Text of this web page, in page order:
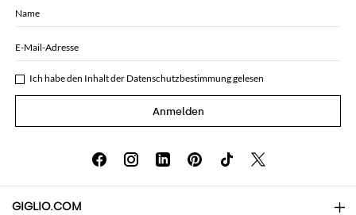
Name
E-Mail-Adresse
Ich habe den Inhalt der Datenschutzbestimmunggelesen
Anmelden
GIGLIO.COM